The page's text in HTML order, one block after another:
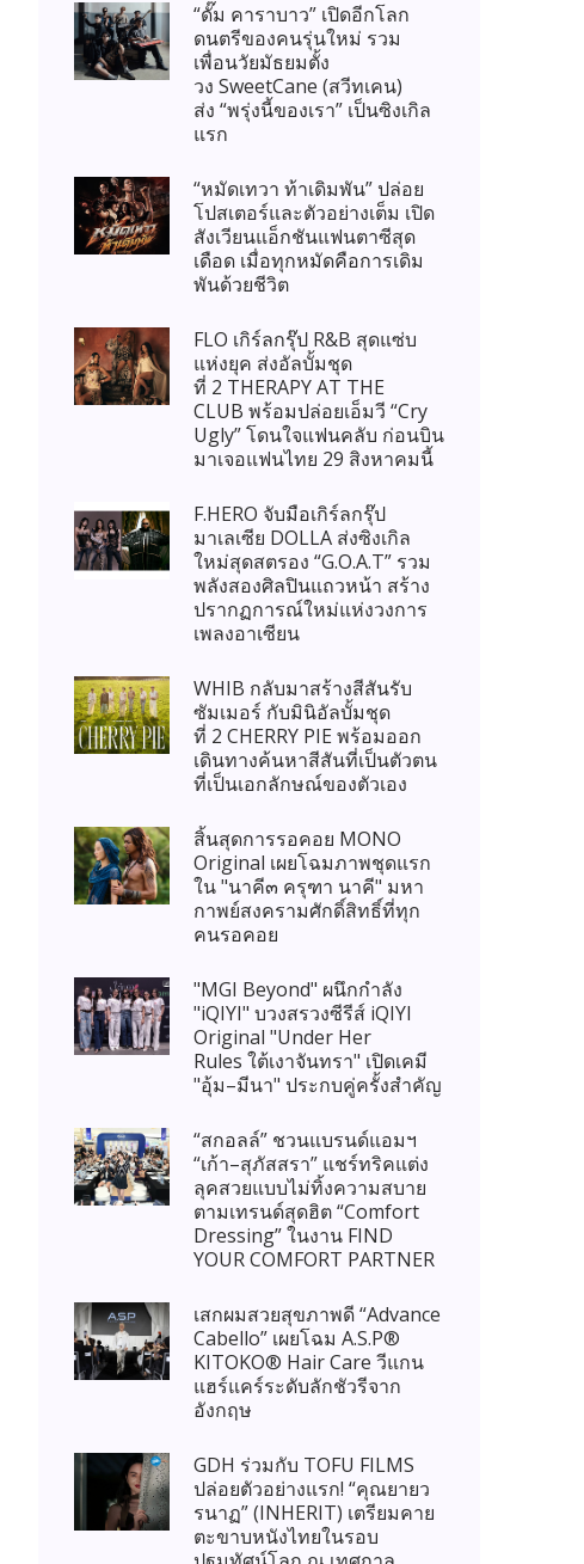
“ดั๊ม คาราบาว” เปิดอีกโลก
ดนตรีของคนรุ่นใหม่ รวม
เพื่อนวัยมัธยมตั้ง
วง SweetCane (สวีทเคน)
ส่ง “พรุ่งนี้ของเรา” เป็นซิงเกิล
แรก
“หมัดเทวา ท้าเดิมพัน” ปล่อย
โปสเตอร์และตัวอย่างเต็ม เปิด
สังเวียนแอ็กชันแฟนตาซีสุด
เดือด เมื่อทุกหมัดคือการเดิม
พันด้วยชีวิต
FLO เกิร์ลกรุ๊ป R&B สุดแซ่บ
แห่งยุค ส่งอัลบั้มชุด
ที่ 2 THERAPY AT THE
CLUB พร้อมปล่อยเอ็มวี “Cry
Ugly” โดนใจแฟนคลับ ก่อนบิน
มาเจอแฟนไทย 29 สิงหาคมนี้
F.HERO จับมือเกิร์ลกรุ๊ป
มาเลเซีย DOLLA ส่งซิงเกิล
ใหม่สุดสตรอง “G.O.A.T” รวม
พลังสองศิลปินแถวหน้า สร้าง
ปรากฏการณ์ใหม่แห่งวงการ
เพลงอาเซียน
WHIB กลับมาสร้างสีสันรับ
ซัมเมอร์ กับมินิอัลบั้มชุด
ที่ 2 CHERRY PIE พร้อมออก
เดินทางค้นหาสีสันที่เป็นตัวตน
ที่เป็นเอกลักษณ์ของตัวเอง
สิ้นสุดการรอคอย MONO
Original เผยโฉมภาพชุดแรก
ใน "นาคี๓ ครุฑา นาคี" มหา
กาพย์สงครามศักดิ์สิทธิ์ที่ทุก
คนรอคอย
"MGI Beyond" ผนึกกำลัง
"iQIYI" บวงสรวงซีรีส์ iQIYI
Original "Under Her
Rules ใต้เงาจันทรา" เปิดเคมี
"อุ้ม–มีนา" ประกบคู่ครั้งสำคัญ
“สกอลล์” ชวนแบรนด์แอมฯ
“เก้า–สุภัสสรา” แชร์ทริคแต่ง
ลุคสวยแบบไม่ทิ้งความสบาย
ตามเทรนด์สุดฮิต “Comfort
Dressing” ในงาน FIND
YOUR COMFORT PARTNER
เสกผมสวยสุขภาพดี “Advance
Cabello” เผยโฉม A.S.P®
KITOKO® Hair Care วีแกน
แฮร์แคร์ระดับลักชัวรีจาก
อังกฤษ
GDH ร่วมกับ TOFU FILMS
ปล่อยตัวอย่างแรก! “คุณยายว
รนาฏ” (INHERIT) เตรียมคาย
ตะขาบหนังไทยในรอบ